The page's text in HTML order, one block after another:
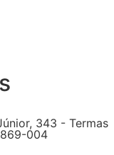
343 - Termas
004